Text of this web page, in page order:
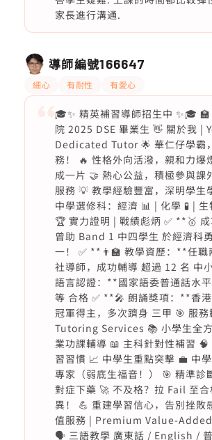
家長進行溝通.
導師編號166647
細心 有耐性 有愛心
🎓✨ 精英補習導師招生中 ✨🎓
院 2025 DSE 畢業生 👋 關於我 |
Dedicated Tutor 🌟 華仁仔學霸
務！ 🔥 性格外向活潑，親和力爆
成一片 🤝 熱心公益，積極參與課
服務 💡 教學經驗豐富，深明學生
中學選修科：經濟 📊 | 化學 🧪 |
🏆 實力證明 | 戰績彪炳 ✅ **🥇
曾助 Band 1 中四學生 於經濟科
一！ ✅ **👨‍🏫 教學資歷：**任職
社導師，成功輔導 超過 12 名 中
語言認證：**國家語委普通話水
等 合格 ✅ **🎤 朗誦獎項：**香
冠軍得主，多次躋身 三甲 🎯 服務
Tutoring Services 📚 小學生全
業功課輔導 📖 主科針對性補習
習習慣 📈 中學生重點突擊 💼 中
專家（弱底生福音！） 🎯 精準診
對症下藥 🚀 不及格？拉 Fail 至
異！ 💪 重建學習信心，告別挫敗
值服務 | Premium Value-
🗣️ 三語教學 廣東話 / English /